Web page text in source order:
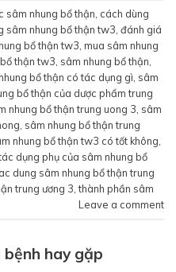
sâm nhung bổ thận cách dùng
sâm nhung bổ thận tw3 đánh giá
bổ thận tw3 mua sâm nhung
thận tw3 sâm nhung bổ thận
bổ thận có tác dụng gì sâm
bổ thận của dược phẩm trung
nhung bổ thận trung uong 3 sâm
sâm nhung bổ thận trung
nhung bổ thận tw3 có tốt không
dụng phụ của sâm nhung bổ
dung sâm nhung bổ thận trung
trung ương 3 ,thành phần sâm
Leave a comment
bệnh hay gặp